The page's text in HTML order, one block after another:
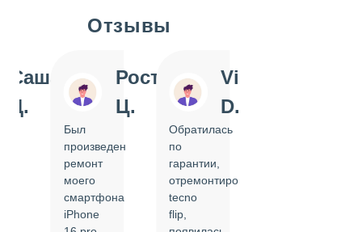
Отзывы
Саша
Д.
Ростислав
Ц.
Был
произведен
ремонт
моего
смартфона
iPhone
Vi
D.
Обратилась
по
гарантии,
отремонтировать
tecno
flip,